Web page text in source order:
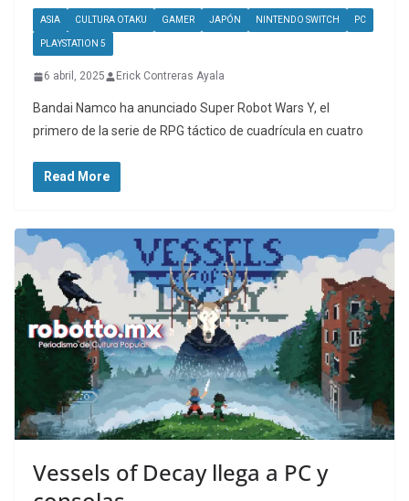
ASIA CULTURA OTAKU GAMER JAPÓN NINTENDO SWITCH PC
PLAYSTATION 5
6 abril, 2025 Erick Contreras Ayala
Bandai Namco ha anunciado Super Robot Wars Y, el
primero de la serie de RPG táctico de cuadrícula en cuatro
Read More
Vessels of Decay llega a PC y